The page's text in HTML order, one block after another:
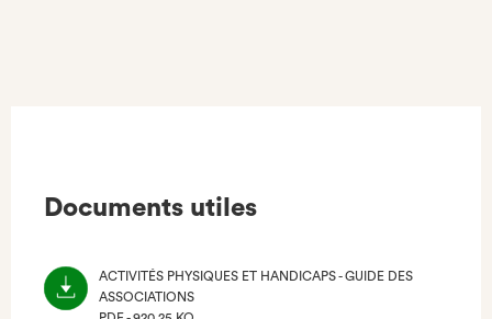
Documents utiles
ACTIVITÉS PHYSIQUES ET HANDICAPS - GUIDE DES
ASSOCIATIONS